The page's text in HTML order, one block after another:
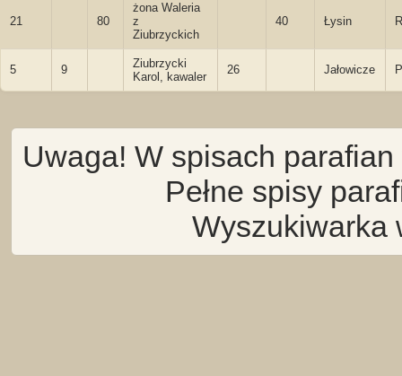
21 80
żona Waleria
z
Ziubrzyckich
40 Łysin
5 9
Ziubrzycki
Karol, kawaler
26 Jałowicze
Uwaga! W spisach
Pełne spisy
Wyszukiwarka